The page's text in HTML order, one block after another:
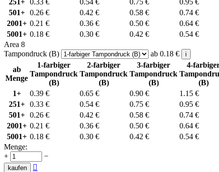
501+
0.26 € 0.42 € 0.58 € 0.74 €
2001+ 0.21 € 0.36 € 0.50 € 0.64 €
5001+ 0.18 € 0.30 € 0.42 € 0.54 €
Area 8
Tampondruck (B)
ab 0.18 € i
ab
Menge
1-farbiger
Tampondruck
(B)
2-farbiger
Tampondruck
(B)
3-farbiger
Tampondruck
(B)
4-
(B)
1+
0.39 € 0.65 € 0.90 € 1.15 €
251+
0.33 € 0.54 € 0.75 € 0.95 €
501+
0.26 € 0.42 € 0.58 € 0.74 €
2001+ 0.21 € 0.36 € 0.50 € 0.64 €
5001+ 0.18 € 0.30 € 0.42 € 0.54 €
Menge:
+
−
kaufen
